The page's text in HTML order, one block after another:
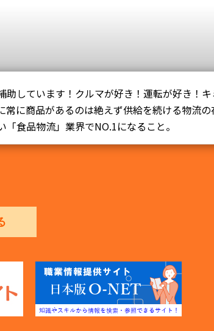
子の王将」は、今年で創業59年目。現在は全国
成長を続けています。「バイトが初めてで不
学会】に気軽にご参加ください。皆様にお会